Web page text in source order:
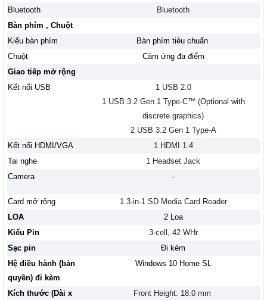
Bluetooth
Bluetooth
Bàn phím , Chuột
Kiểu bàn phím
Bàn phím tiêu chuẩn
Chuột
Cảm ứng đa điểm
Giao tiếp mở rộng
Kết nối USB
1 USB 2.0
1 USB 3.2 Gen 1 Type-C™ (Optional with
discrete graphics)
2 USB 3.2 Gen 1 Type-A
Kết nối HDMI/VGA
1 HDMI 1.4
Tai nghe
1 Headset Jack
Camera
-
Card mở rộng
1 3-in-1 SD Media Card Reader
LOA
2 Loa
Kiểu Pin
3-cell, 42 WHr
Sạc pin
Đi kèm
Hệ điều hành (bản
quyền) đi kèm
Windows 10 Home SL
Kích thước (Dài x Front Height: 18.0 mm